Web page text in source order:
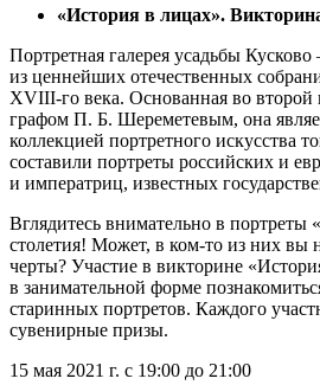
«История в лицах».
Портретная галерея усадьбы
из ценнейших отечественных
XVIII-го века. Основанная во
графом П. Б. Шереметевым, она
коллекцией портретного искусства
составили портреты российских и
и императриц, известных
Вглядитесь внимательно в
столетия! Может, в ком-то из них вы
черты? Участие в викторине
в занимательной форме
старинных портретов. Каждого
сувенирные призы.
15 мая 2021 г. с 19:00 до 21:00